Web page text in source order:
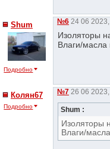
Shum
Подробно
№6 24 06
Изоляторы
Влаги/масла
Колян67
Подробно
№7 26 06
Shum :
Изоляторы
Влаги/